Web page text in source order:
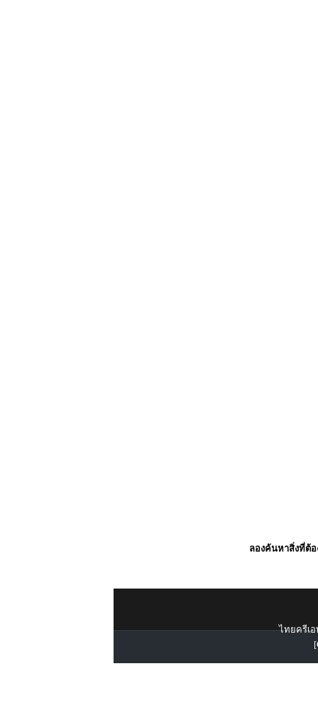
ลองค้นหาสิ่งที่ต้อ
ไทยครีเอ
[